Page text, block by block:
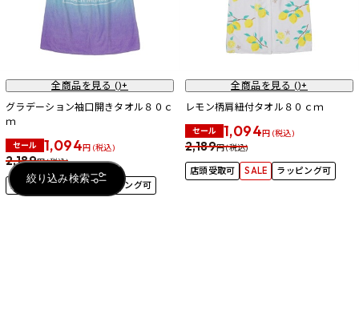
絞り込み検索
全商品を見る ()+
グラデーション袖口開きタオル８０ｃ
ｍ
セール 1,094円 (税込)
2,189円 (税込)
店頭受取可 SALE ラッピング可
全商品を見る ()+
レモン柄肩紐付タオル８０ｃｍ
セール 1,094円 (税込)
2,189円 (税込)
店頭受取可 SALE ラッピング可